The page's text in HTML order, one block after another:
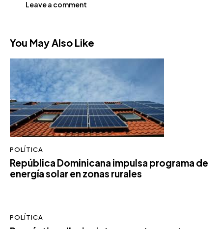
You May Also Like
POLÍTICA
República Dominicana impulsa programa de
energía solar en zonas rurales
POLÍTICA